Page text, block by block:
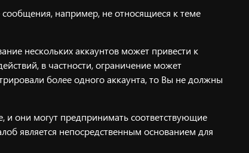
например, не относящиеся к теме
нескольких аккаунтов может привести к
в частности, ограничение может
более одного аккаунта, то Вы не должны
они могут предпринимать соответствующие
является непосредственным основанием для